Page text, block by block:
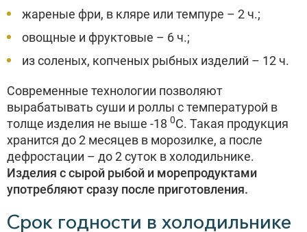
жареные фри, в кляре или темпуре – 2 ч.;
овощные и фруктовые – 6 ч.;
из соленых, копченых рыбных изделий – 12 ч.
Современные технологии позволяют
вырабатывать суши и роллы с температурой в
толще изделия не выше -18 0С. Такая продукция
хранится до 2 месяцев в морозилке, а после
дефростации – до 2 суток в холодильнике.
Изделия с сырой рыбой и морепродуктами
употребляют сразу после приготовления.
Срок годности в холодильнике